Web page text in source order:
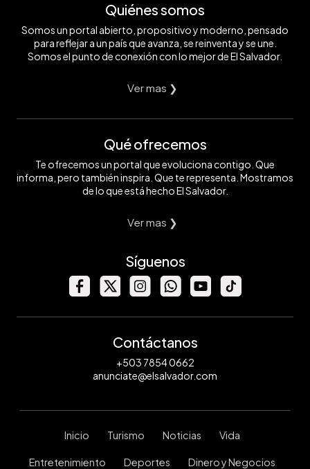
Quiénes somos
Somos un portal abierto, propositivo y moderno, pensado
para reflejar a un país que avanza, se reinventa y se une.
Somos el punto de conexión con lo mejor de El Salvador.
Ver mas ❯
Qué ofrecemos
Te ofrecemos un portal que evoluciona contigo. Que
informa, pero también inspira. Que te representa. Mostramos
de lo que está hecho El Salvador.
Ver mas ❯
Síguenos
Contáctanos
+503 7854 0662
anunciate@elsalvador.com
Inicio Turismo Noticias Vida
Entretenimiento Deportes Dinero y Negocios